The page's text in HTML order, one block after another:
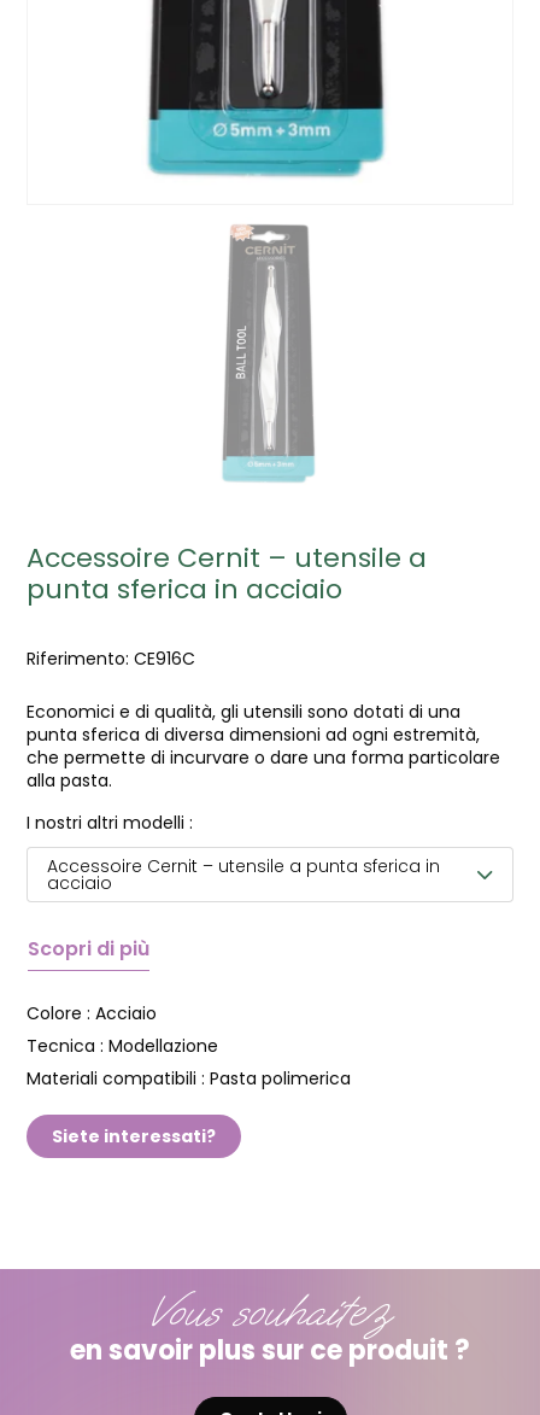
Accessoire Cernit – utensile a
punta sferica in acciaio
Riferimento: CE916C
Economici e di qualità, gli utensili sono dotati di una
punta sferica di diversa dimensioni ad ogni estremità,
che permette di incurvare o dare una forma particolare
alla pasta.
I nostri altri modelli :
Accessoire Cernit – utensile a punta sferica in
acciaio
Scopri di più
Colore : Acciaio
Tecnica : Modellazione
Materiali compatibili : Pasta polimerica
Siete interessati?
Vous souhaitez
en savoir plus sur ce produit ?